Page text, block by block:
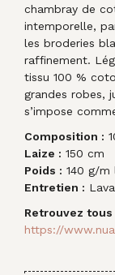
chambray de
intemporelle,
les broderies
raffinement.
tissu 100 %
grandes robes,
s’impose
Composition :
Laize : 150 cm
Poids : 140 g/m
Entretien :
Retrouvez
https://